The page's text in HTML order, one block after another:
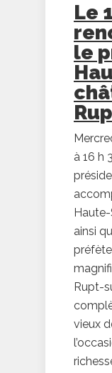
Le
le
à 16 h
ainsi
Rupt-
vieux